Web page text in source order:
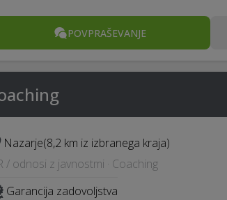
POVPRAŠEVANJE
Nazarje(8,2 km iz izbranega kraja)
/ odnosi z javnostmi · Coaching
Garancija zadovoljstva